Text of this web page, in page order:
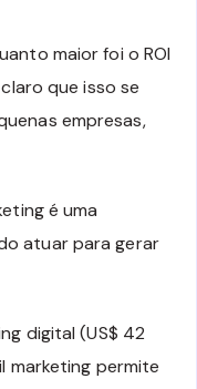
maior foi o ROI
que isso se
empresas,
é uma
atuar para gerar
digital (US$ 42
marketing permite